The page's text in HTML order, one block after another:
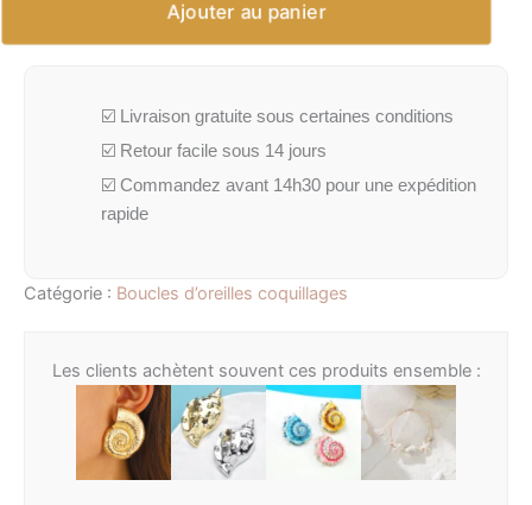
Ajouter au panier
☑️ Livraison gratuite sous certaines conditions
☑️ Retour facile sous 14 jours
☑️ Commandez avant 14h30 pour une expédition
rapide
Catégorie : Boucles d’oreilles coquillages
Les clients achètent souvent ces produits ensemble :